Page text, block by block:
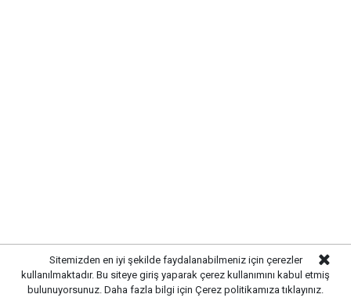
Sitemizden en iyi şekilde faydalanabilmeniz için çerezler
kullanılmaktadır. Bu siteye giriş yaparak çerez kullanımını kabul etmiş
bulunuyorsunuz. Daha fazla bilgi için Çerez politikamıza tıklayınız.